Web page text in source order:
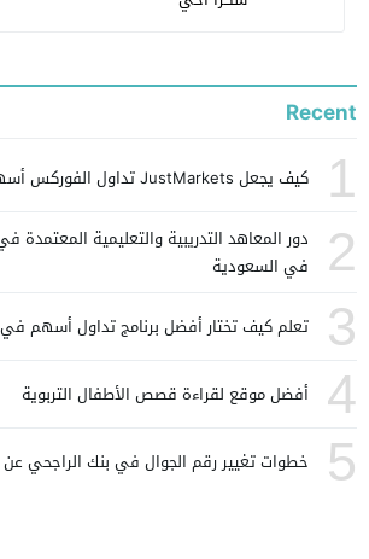
Recent
1 كيف يجعل JustMarkets تداول الفوركس أسهل وأكثر أمانًا
2
دور المعاهد التدريبية والتعليمية المعتمدة
في السعودية
3 تعلم كيف تختار أفضل برنامج تداول أسهم في 2024
4 أفضل موقع لقراءة قصص الأطفال التربوية
5 خطوات تغيير رقم الجوال في بنك الراجحي